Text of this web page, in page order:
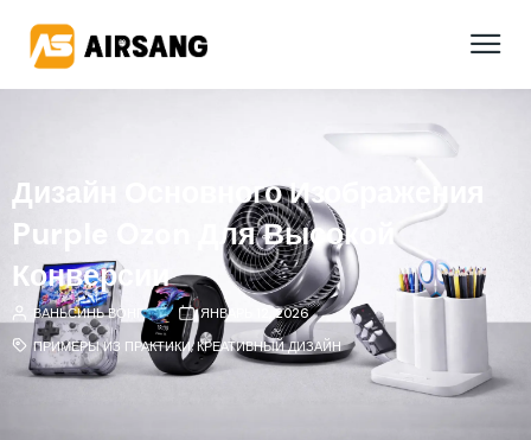
Дизайн Основного Изображения
Purple Ozon Для Высокой
Конверсии
ВАНЬСИНЬ ВОНГ
ЯНВАРЬ 12, 2026
ПРИМЕРЫ ИЗ ПРАКТИКИ,КРЕАТИВНЫЙ ДИЗАЙН